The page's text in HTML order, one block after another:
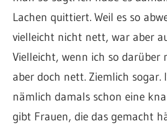
Lachen quittiert. Weil es so
vielleicht nicht nett, war aber
Vielleicht, wenn ich so darüber
aber doch nett. Ziemlich
nämlich damals schon eine
gibt Frauen, die das gemacht